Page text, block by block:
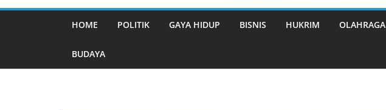
HOME POLITIK GAYA HIDUP BISNIS HUKRIM OLAHRAGA
BUDAYA